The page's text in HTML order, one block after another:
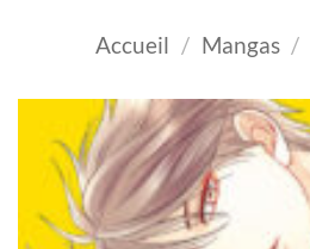
Accueil / Mangas /